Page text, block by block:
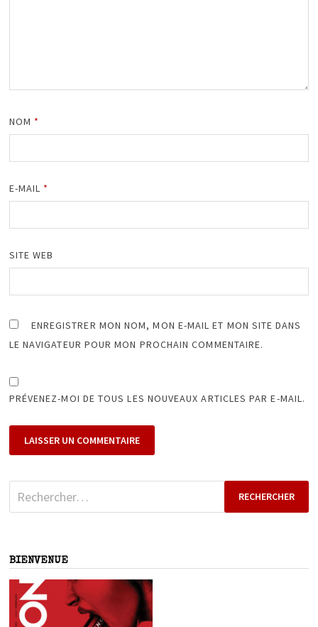
NOM *
E-MAIL *
SITE WEB
ENREGISTRER MON NOM, MON E-MAIL ET MON SITE DANS
LE NAVIGATEUR POUR MON PROCHAIN COMMENTAIRE.
PRÉVENEZ-MOI DE TOUS LES NOUVEAUX ARTICLES PAR E-MAIL.
Rechercher :
BIENVENUE